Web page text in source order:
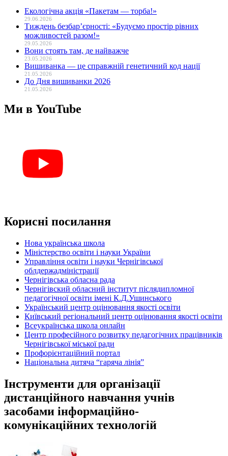
Екологічна акція «Пакетам — торба!»
29.06.2026
Тиждень безбар’єрності: «Будуємо простір рівних
можливостей разом!»
29.05.2026
Вони стоять там, де найважче
23.05.2026
Вишиванка — це справжній генетичний код нації
21.05.2026
До Дня вишиванки 2026
21.05.2026
Ми в YouTube
Корисні посилання
Нова українська школа
Міністерство освіти і науки України
Управління освіти і науки Чернігівської
облдержадміністрації
Чернігівська обласна рада
Чернігівский обласний інститут післядипломної
педагогічної освіти імені К.Д.Ушинського
Український центр оцінювання якості освіти
Київський регіональний центр оцінювання якості освіти
Всеукраїнська школа онлайн
Центр професійного розвитку педагогічних працівників
Чернігівської міської ради
Профорієнтаційний портал
Національна дитяча “гаряча лінія”
Інструменти для організації
дистанційного навчання учнів
засобами інформаційно-
комунікаційних технологій